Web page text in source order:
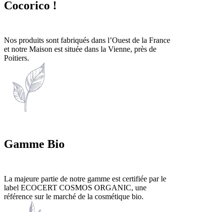
Cocorico !
Nos produits sont fabriqués dans l’Ouest de la France
et notre Maison est située dans la Vienne, près de
Poitiers.
Gamme Bio
La majeure partie de notre gamme est certifiée par le
label ECOCERT COSMOS ORGANIC, une
référence sur le marché de la cosmétique bio.